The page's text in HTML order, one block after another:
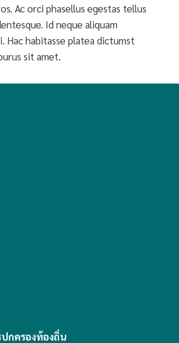
Ac orci phasellus egestas tellus
Id neque aliquam
Hac habitasse platea dictumst
sit amet.
กครองท้องถิ่น